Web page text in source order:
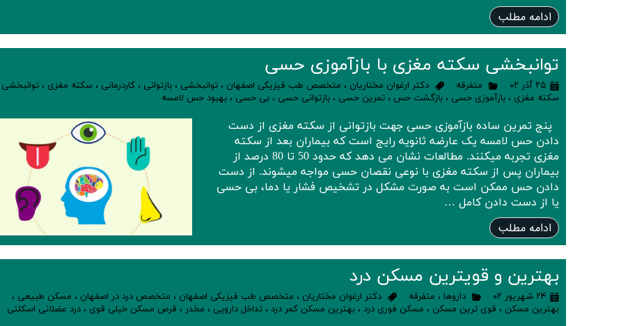
ادامه مطلب
توانبخشی سکته مغزی با بازآموزی حسی
۲۵ آذر ۰۲ متفرقه دکتر ارغوان مختاریان ، متخصص طب فیزیکی اصفهان ، توانبخشی ، بازتوانی ، کاردرمانی ، سکته مغزی ، توانبخشی
سکته مغزی ، بازآموزی حسی ، بازگشت حس ، تمرین حسی ، بازتوانی حسی ، بی حسی ، بهبود حس لامسه
پنج تمرین ساده بازآموزی حسی جهت بازتوانی از سکته مغزی از دست
دادن حس لامسه یک عارضه ثانویه رایج است که بیماران بعد از سکته
مغزی تجربه می­کنند. مطالعات نشان می­ دهد که حدود 50 تا 80 درصد از
بیماران پس از سکته مغزی با نوعی نقصان حسی مواجه می­شوند. از دست
دادن حس ممکن است به صورت مشکل در تشخیص فشار یا دما، بی حسی
یا از دست دادن کامل …
ادامه مطلب
بهترین و قویترین مسکن درد
۲۴ شهریور ۰۲ داروها ، متفرقه دکتر ارغوان مختاریان ، متخصص طب فیزیکی اصفهان ، متخصص درد در اصفهان ، مسکن طبیعی ،
بهترین مسکن ، قوی ترین مسکن ، مسکن فوری درد ، بهترین مسکن کمر درد ، تداخل دارویی ، مخدر ، قرص مسکن خیلی قوی ، درد عضلانی اسکلتی